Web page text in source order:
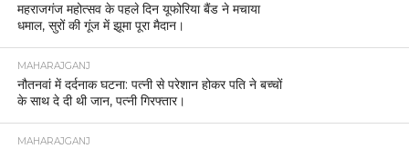
महराजगंज महोत्सव के पहले दिन यूफोरिया बैंड ने मचाया
धमाल, सुरों की गूंज में झूमा पूरा मैदान।
MAHARAJGANJ
नौतनवां में दर्दनाक घटना: पत्नी से परेशान होकर पति ने बच्चों
के साथ दे दी थी जान, पत्नी गिरफ्तार।
MAHARAJGANJ